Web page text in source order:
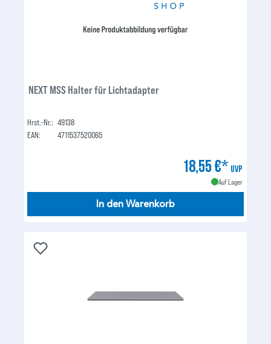
NEXT MSS Halter für Lichtadapter
Hrst.-Nr.: 49138
EAN:
4711537520065
18,55 €* UVP
Auf Lager
In den Warenkorb